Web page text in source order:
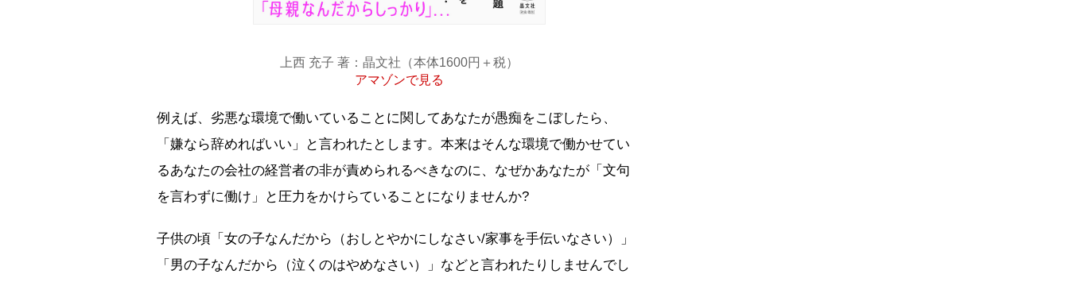
上西 充子 著：晶文社（本体1600円＋税）
アマゾンで見る
例えば、劣悪な環境で働いていることに関してあなたが愚痴をこぼしたら、
「嫌なら辞めればいい」と言われたとします。本来はそんな環境で働かせてい
るあなたの会社の経営者の非が責められるべきなのに、なぜかあなたが「文句
を言わずに働け」と圧力をかけらていることになりませんか?
子供の頃「女の子なんだから（おしとやかにしなさい/家事を手伝いなさい）」
「男の子なんだから（泣くのはやめなさい）」などと言われたりしませんでし